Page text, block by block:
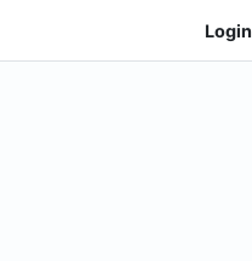
Login